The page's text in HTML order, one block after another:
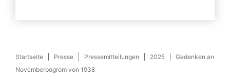
Startseite Presse Pressemitteilungen 2025
Gedenken an
Novemberpogrom von 1938